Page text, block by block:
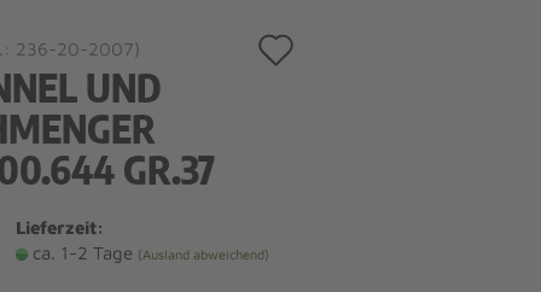
236-20-2007)
UND
GR.37
Lieferzeit:
ca. 1-2 Tage (Ausland abweichend)